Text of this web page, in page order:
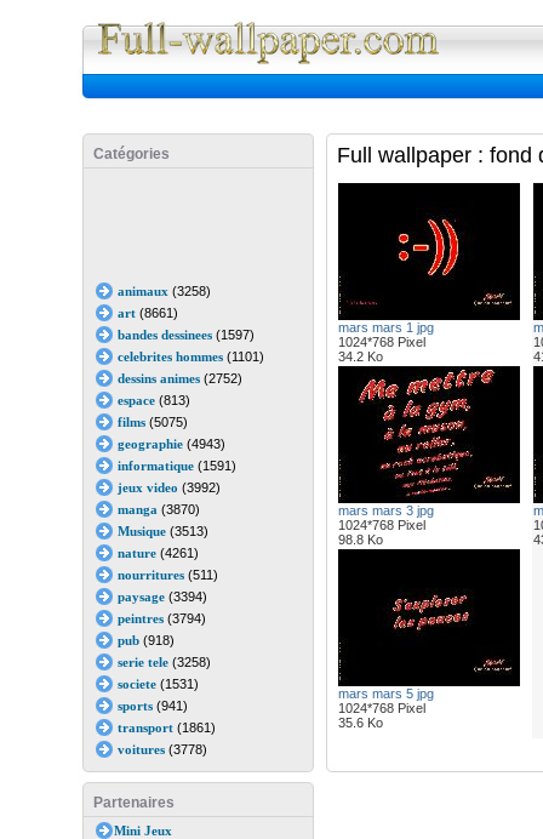
Catégories
animaux (3258)
art(8661)
bandes dessinees(1597)
celebrites hommes(1101)
dessins animes(2752)
espace(813)
films(5075)
geographie(4943)
informatique(1591)
jeux video (3992)
manga (3870)
Musique(3513)
nature(4261)
nourritures(511)
paysage(3394)
peintres(3794)
pub(918)
serie tele(3258)
societe(1531)
sports(941)
transport(1861)
voitures(3778)
Partenaires
Mini Jeux
Full wallpaper : fond
mars mars 1 jpg
1024*768 Pixel
34.2 Ko
mars mars 3 jpg
1024*768 Pixel
98.8 Ko
mars mars 5 jpg
1024*768 Pixel
35.6 Ko